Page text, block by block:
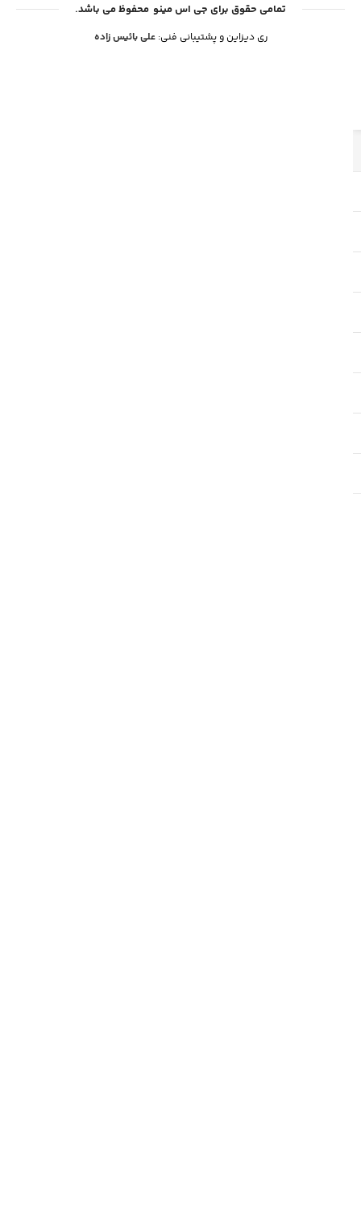
تمامی حقوق برای جی اس مینو محفوظ می باشد.
ری دیزاین و پشتیبانی فنی:علی بائیس زاده